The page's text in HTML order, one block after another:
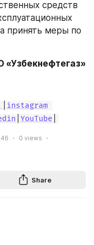
средств
принять меры по
«Узбекнефтегаз»
instagram
YouTube
0 views
Share